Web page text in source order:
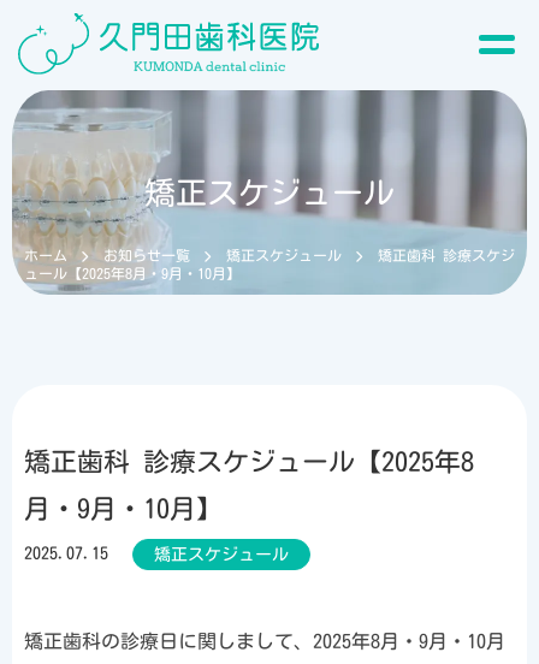
矯正スケジュール
ホーム お知らせ一覧 矯正スケジュール
矯正歯科 診療スケジ
ュール【2025年8月・9月・10月】
矯正歯科 診療スケジュール【2025年8
月・9月・10月】
2025.07.15 矯正スケジュール
矯正歯科の診療日に関しまして、2025年8月・9月・10月